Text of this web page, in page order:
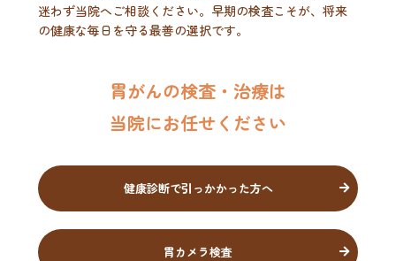
迷わず当院へご相談ください。早期の検査こそが、将来
の健康な毎日を守る最善の選択です。
胃がんの検査・治療は
当院にお任せください
健康診断で引っかかった方へ
胃カメラ検査